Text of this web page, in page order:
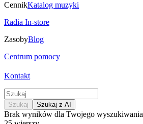
CennikKatalog muzyki
Radia In-store
ZasobyBlog
Centrum pomocy
Kontakt
Szukaj Szukaj z AI
Brak wyników dla Twojego wyszukiwania